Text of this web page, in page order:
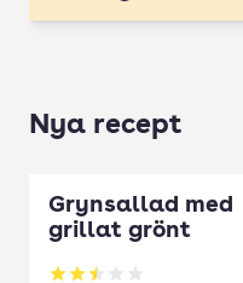
Nya recept
Grynsallad med
grillat grönt